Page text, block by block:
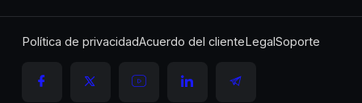
Política de privacidadAcuerdo del clienteLegalSoporte